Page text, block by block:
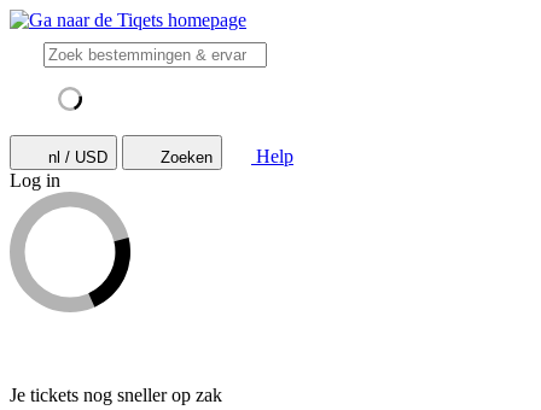
nl / USD Zoeken
Help
Log in
Je tickets nog sneller op zak